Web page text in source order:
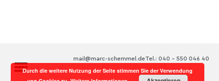
Tel.: 040 – 550 046 40
mail@marc-schemmel.de
Durch die weitere Nutzung der Seite stimmen Sie der Verwendung